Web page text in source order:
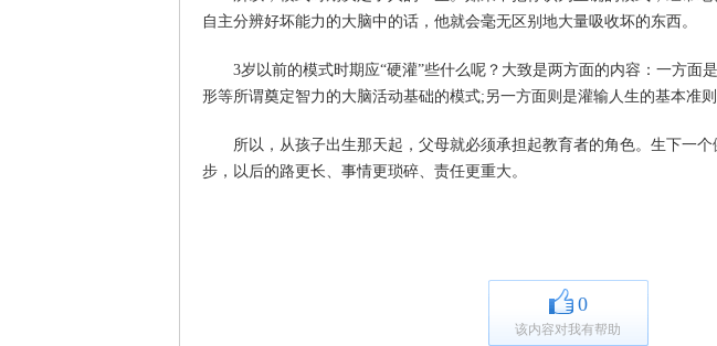
自主分辨好坏能力的大脑中的话，他就会毫无区别地大量吸收坏的东西。
3岁以前的模式时期应“硬灌”些什么呢？大致是两方面的内容：一方面
形等所谓奠定智力的大脑活动基础的模式;另一方面则是灌输人生的基本准则
所以，从孩子出生那天起，父母就必须承担起教育者的角色。生下一个
步，以后的路更长、事情更琐碎、责任更重大。
0
该内容对我有帮助